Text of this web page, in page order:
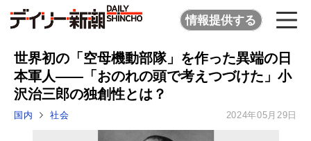
情報提供する
世界初の「空母機動部隊」を作った異端の日
本軍人――「おのれの頭で考えつづけた」小
沢治三郎の独創性とは？
国内 社会 2024年05月29日